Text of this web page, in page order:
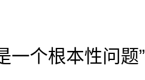
一个根本性问题”